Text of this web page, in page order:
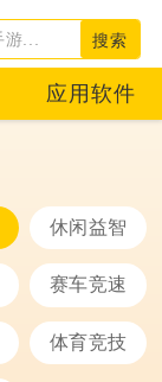
搜索
应用软件
休闲益智
赛车竞速
体育竞技